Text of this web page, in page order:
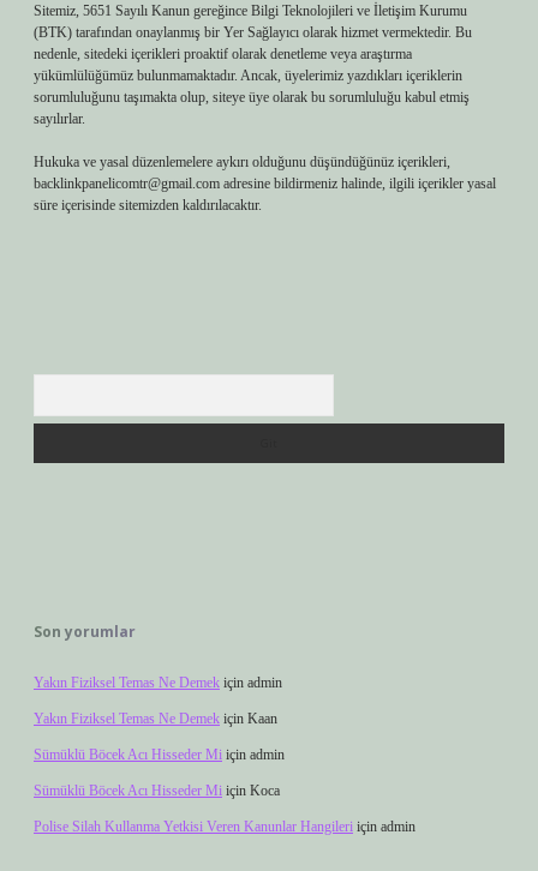
Sitemiz, 5651 Sayılı Kanun gereğince Bilgi Teknolojileri ve İletişim Kurumu
(BTK) tarafından onaylanmış bir Yer Sağlayıcı olarak hizmet vermektedir. Bu
nedenle, sitedeki içerikleri proaktif olarak denetleme veya araştırma
yükümlülüğümüz bulunmamaktadır. Ancak, üyelerimiz yazdıkları içeriklerin
sorumluluğunu taşımakta olup, siteye üye olarak bu sorumluluğu kabul etmiş
sayılırlar.
Hukuka ve yasal düzenlemelere aykırı olduğunu düşündüğünüz içerikleri,
backlinkpanelicomtr@gmail.com adresine bildirmeniz halinde, ilgili içerikler yasal
süre içerisinde sitemizden kaldırılacaktır.
Son yorumlar
Yakın Fiziksel Temas Ne Demek için admin
Yakın Fiziksel Temas Ne Demek için Kaan
Sümüklü Böcek Acı Hisseder Mi için admin
Sümüklü Böcek Acı Hisseder Mi için Koca
Polise Silah Kullanma Yetkisi Veren Kanunlar Hangileri için admin